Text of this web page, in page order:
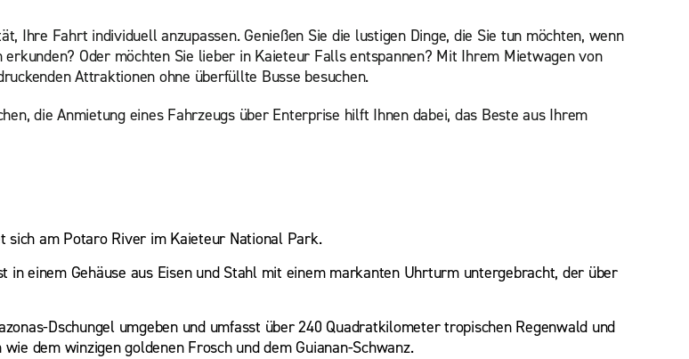
Ihre Fahrt individuell anzupassen. Genießen Sie die lustigen Dinge, die Sie tun möchten, wenn
Oder möchten Sie lieber in Kaieteur Falls entspannen? Mit Ihrem Mietwagen von
Attraktionen ohne überfüllte Busse besuchen.
die Anmietung eines Fahrzeugs über Enterprise hilft Ihnen dabei, das Beste aus Ihrem
am Potaro River im Kaieteur National Park.
einem Gehäuse aus Eisen und Stahl mit einem markanten Uhrturm untergebracht, der über
Dschungel umgeben und umfasst über 240 Quadratkilometer tropischen Regenwald und
dem winzigen goldenen Frosch und dem Guianan-Schwanz.